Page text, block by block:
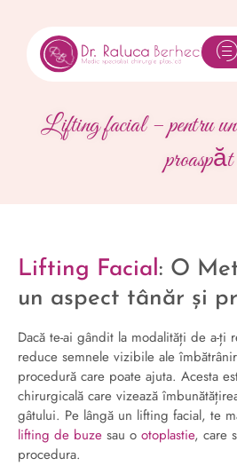
Lifting facial – pentru
proaspăt
Lifting Facial: O
un aspect tânăr și
Dacă te-ai gândit la modalități de a-ți
reduce semnele vizibile ale
procedură care poate ajuta. Acesta
chirurgicală care vizează
gâtului. Pe lângă un lifting facial, te
lifting de buze sau o otoplastie, care
procedura.